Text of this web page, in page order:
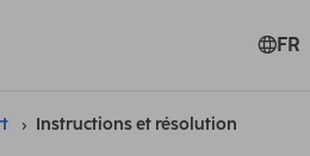
FR
Instructions et résolution